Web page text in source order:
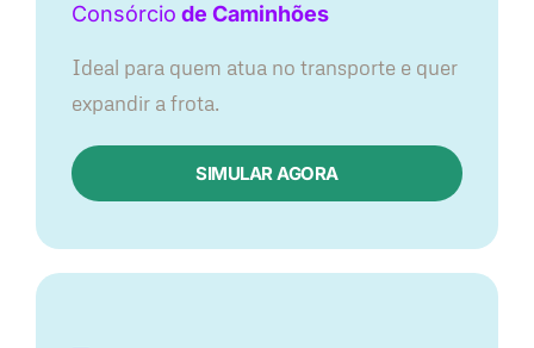
Consórcio de Caminhões
Ideal para quem atua no transporte e quer
expandir a frota.
SIMULAR AGORA